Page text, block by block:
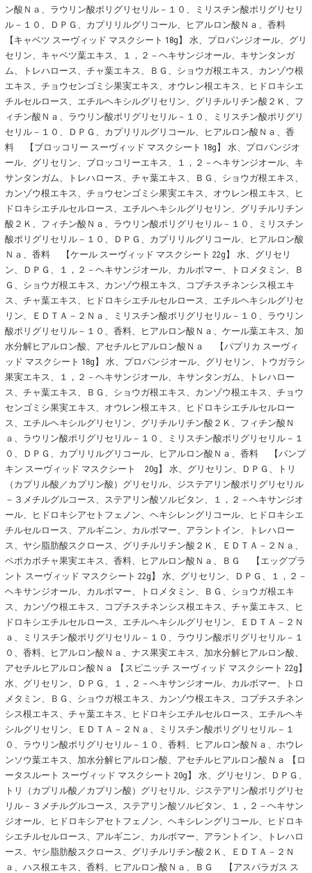
ン酸Ｎａ、ラウリン酸ポリグリセリル－１０、ミリスチン酸ポリグリセリ
ル－１０、ＤＰＧ、カプリリルグリコール、ヒアルロン酸Ｎａ、香料
【キャベツ スーヴィッド マスクシート 18g】 水、プロパンジオール、グリ
セリン、キャベツ葉エキス、１，２－ヘキサンジオール、キサンタンガ
ム、トレハロース、チャ葉エキス、ＢＧ、ショウガ根エキス、カンゾウ根
エキス、チョウセンゴミシ果実エキス、オウレン根エキス、ヒドロキシエ
チルセルロース、エチルヘキシルグリセリン、グリチルリチン酸２Ｋ、フ
ィチン酸Ｎａ、ラウリン酸ポリグリセリル－１０、ミリスチン酸ポリグリ
セリル－１０、ＤＰＧ、カプリリルグリコール、ヒアルロン酸Ｎａ、香
料 【ブロッコリー スーヴィッド マスクシート 18g】 水、プロパンジオ
ール、グリセリン、ブロッコリーエキス、１，２－ヘキサンジオール、キ
サンタンガム、トレハロース、チャ葉エキス、ＢＧ、ショウガ根エキス、
カンゾウ根エキス、チョウセンゴミシ果実エキス、オウレン根エキス、ヒ
ドロキシエチルセルロース、エチルヘキシルグリセリン、グリチルリチン
酸２Ｋ、フィチン酸Ｎａ、ラウリン酸ポリグリセリル－１０、ミリスチン
酸ポリグリセリル－１０、ＤＰＧ、カプリリルグリコール、ヒアルロン酸
Ｎａ、香料 【ケール スーヴィッド マスクシート 22g】 水、グリセリ
ン、ＤＰＧ、１，２－ヘキサンジオール、カルボマー、トロメタミン、Ｂ
Ｇ、ショウガ根エキス、カンゾウ根エキス、コプチスチネンシス根エキ
ス、チャ葉エキス、ヒドロキシエチルセルロース、エチルヘキシルグリセ
リン、ＥＤＴＡ－２Ｎａ、ミリスチン酸ポリグリセリル－１０、ラウリン
酸ポリグリセリル－１０、香料、ヒアルロン酸Ｎａ、ケール葉エキス、加
水分解ヒアルロン酸、アセチルヒアルロン酸Ｎａ 【パプリカ スーヴィ
ッド マスクシート 18g】 水、プロパンジオール、グリセリン、トウガラシ
果実エキス、１，２－ヘキサンジオール、キサンタンガム、トレハロー
ス、チャ葉エキス、ＢＧ、ショウガ根エキス、カンゾウ根エキス、チョウ
センゴミシ果実エキス、オウレン根エキス、ヒドロキシエチルセルロー
ス、エチルヘキシルグリセリン、グリチルリチン酸２Ｋ、フィチン酸Ｎ
ａ、ラウリン酸ポリグリセリル－１０、ミリスチン酸ポリグリセリル－１
０、ＤＰＧ、カプリリルグリコール、ヒアルロン酸Ｎａ、香料 【パンプ
キン スーヴィッド マスクシート 20g】 水、グリセリン、ＤＰＧ、トリ
（カプリル酸／カプリン酸）グリセリル、ジステアリン酸ポリグリセリル
－３メチルグルコース、ステアリン酸ソルビタン、１，２－ヘキサンジオ
ール、ヒドロキシアセトフェノン、ヘキシレングリコール、ヒドロキシエ
チルセルロース、アルギニン、カルボマー、アラントイン、トレハロー
ス、ヤシ脂肪酸スクロース、グリチルリチン酸２Ｋ、ＥＤＴＡ－２Ｎａ、
ペポカボチャ果実エキス、香料、ヒアルロン酸Ｎａ、ＢＧ 【エッグプラ
ント スーヴィッド マスクシート 22g】 水、グリセリン、ＤＰＧ、１，２－
ヘキサンジオール、カルボマー、トロメタミン、ＢＧ、ショウガ根エキ
ス、カンゾウ根エキス、コプチスチネンシス根エキス、チャ葉エキス、ヒ
ドロキシエチルセルロース、エチルヘキシルグリセリン、ＥＤＴＡ－２Ｎ
ａ、ミリスチン酸ポリグリセリル－１０、ラウリン酸ポリグリセリル－１
０、香料、ヒアルロン酸Ｎａ、ナス果実エキス、加水分解ヒアルロン酸、
アセチルヒアルロン酸Ｎａ 【スピニッチ スーヴィッド マスクシート 22g】
水、グリセリン、ＤＰＧ、１，２－ヘキサンジオール、カルボマー、トロ
メタミン、ＢＧ、ショウガ根エキス、カンゾウ根エキス、コプチスチネン
シス根エキス、チャ葉エキス、ヒドロキシエチルセルロース、エチルヘキ
シルグリセリン、ＥＤＴＡ－２Ｎａ、ミリスチン酸ポリグリセリル－１
０、ラウリン酸ポリグリセリル－１０、香料、ヒアルロン酸Ｎａ、ホウレ
ンソウ葉エキス、加水分解ヒアルロン酸、アセチルヒアルロン酸Ｎａ 【ロ
ータスルート スーヴィッド マスクシート 20g】 水、グリセリン、ＤＰＧ、
トリ（カプリル酸／カプリン酸）グリセリル、ジステアリン酸ポリグリセ
リル－３メチルグルコース、ステアリン酸ソルビタン、１，２－ヘキサン
ジオール、ヒドロキシアセトフェノン、ヘキシレングリコール、ヒドロキ
シエチルセルロース、アルギニン、カルボマー、アラントイン、トレハロ
ース、ヤシ脂肪酸スクロース、グリチルリチン酸２Ｋ、ＥＤＴＡ－２Ｎ
ａ、ハス根エキス、香料、ヒアルロン酸Ｎａ、ＢＧ 【アスパラガス ス